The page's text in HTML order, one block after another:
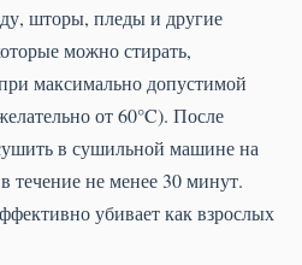
шторы, пледы и другие
можно стирать,
максимально допустимой
от 60°C). После
в сушильной машине на
течение не менее 30 минут.
убивает как взрослых